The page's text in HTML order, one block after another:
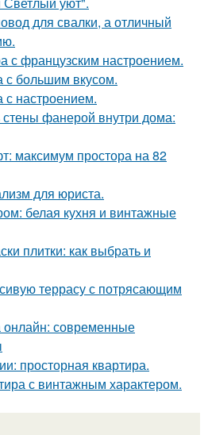
для свалки, а отличный
с французским настроением.
с большим вкусом.
с настроением.
фанерой внутри дома:
максимум простора на 82
для юриста.
белая кухня и винтажные
плитки: как выбрать и
террасу с потрясающим
онлайн: современные
просторная квартира.
с винтажным характером.